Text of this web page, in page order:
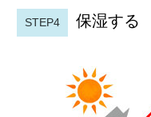
STEP4 保湿する